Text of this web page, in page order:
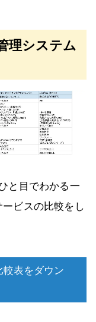
理システム
と目でわかる一
ビスの比較をし
較表をダウン